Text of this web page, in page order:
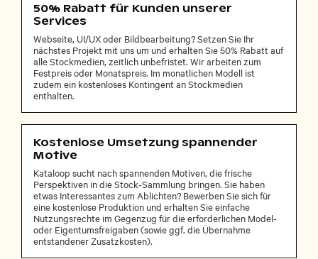
50% Rabatt für Kunden unserer
Services
Webseite, UI/UX oder Bildbearbeitung? Setzen Sie Ihr
nächstes Projekt mit uns um und erhalten Sie 50% Rabatt auf
alle Stockmedien, zeitlich unbefristet. Wir arbeiten zum
Festpreis oder Monatspreis. Im monatlichen Modell ist
zudem ein kostenloses Kontingent an Stockmedien
enthalten.
Kostenlose Umsetzung spannender
Motive
Kataloop sucht nach spannenden Motiven, die frische
Perspektiven in die Stock-Sammlung bringen. Sie haben
etwas Interessantes zum Ablichten? Bewerben Sie sich für
eine kostenlose Produktion und erhalten Sie einfache
Nutzungsrechte im Gegenzug für die erforderlichen Model-
oder Eigentumsfreigaben (sowie ggf. die Übernahme
entstandener Zusatzkosten).